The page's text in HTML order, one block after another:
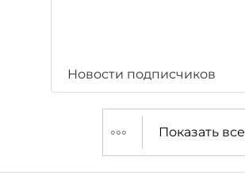
Новости подписчиков
Показать все